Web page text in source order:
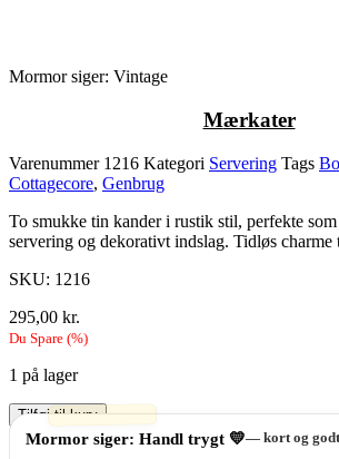
Mormor siger: Vintage
Mærkater
Varenummer 1216 Kategori Servering Tags
Cottagecore, Genbrug
To smukke tin kander i rustik stil, perfekte
servering og dekorativt indslag. Tidløs
SKU: 1216
295,00 kr.
Du Spare (%)
1 på lager
Smukt
sæt
Tilføj til kurv
Mormor siger: Handl trygt 💛— kort og godt